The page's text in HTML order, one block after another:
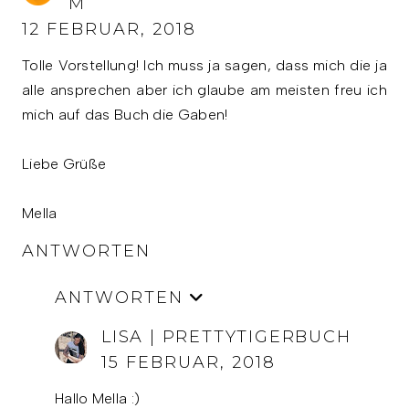
12 FEBRUAR, 2018
Tolle Vorstellung! Ich muss ja sagen, dass mich die ja
alle ansprechen aber ich glaube am meisten freu ich
mich auf das Buch die Gaben!
Liebe Grüße
Mella
ANTWORTEN
ANTWORTEN
LISA | PRETTYTIGERBUCH
15 FEBRUAR, 2018
Hallo Mella :)